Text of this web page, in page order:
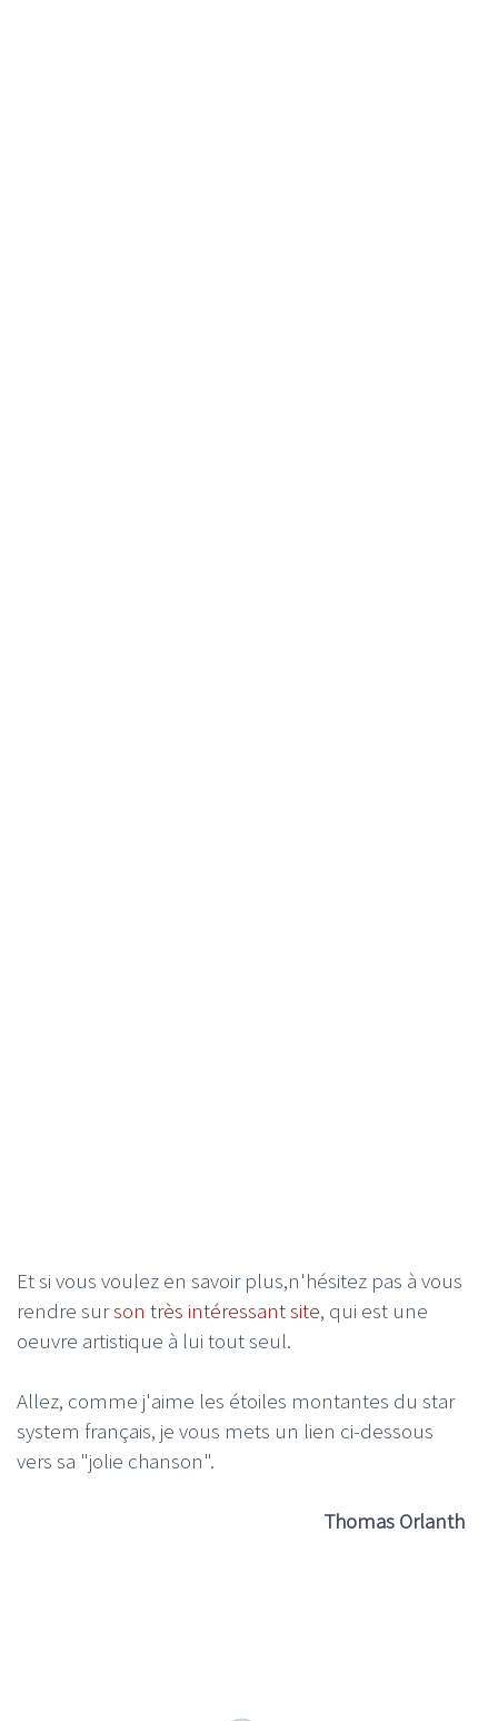
Et si vous voulez en savoir plus,n'hésitez pas à vous
rendre surson très intéressant site, qui est une
oeuvre artistique à lui tout seul.
Allez, comme j'aime les étoiles montantes du star
system français, je vous mets un lien ci-dessous
vers sa "jolie chanson".
Thomas Orlanth